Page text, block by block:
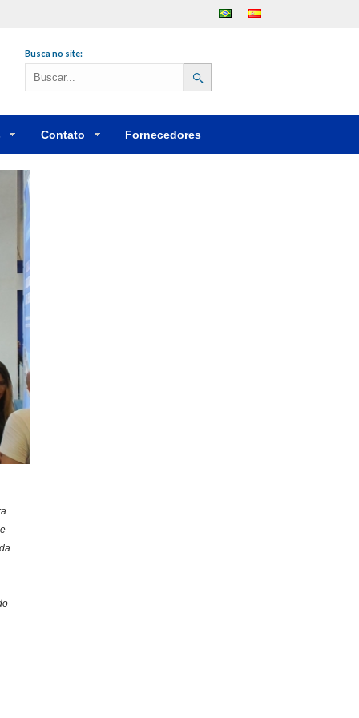
Português
Busca no site:
Contato Fornecedores